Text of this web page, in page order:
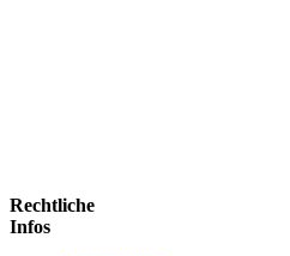
Rechtliche
Infos